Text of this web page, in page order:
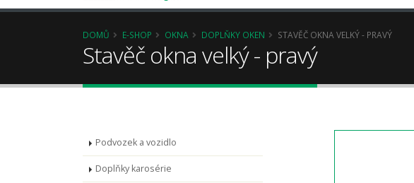
DOMŮ E-SHOP OKNA DOPLŇKY OKEN STAVĚČ OKNA VELKÝ - PRAVÝ
Stavěč okna velký - pravý
Podvozek a vozidlo
Doplňky karosérie